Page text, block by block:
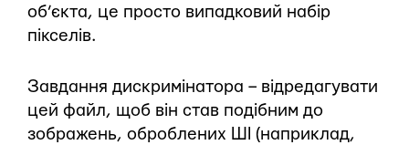
об’єкта, це просто випадковий набір
пікселів.
Завдання дискримінатора – відредагувати
цей файл, щоб він став подібним до
зображень, оброблених ШI (наприклад,